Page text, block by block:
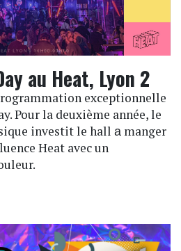
au Heat, Lyon 2
exceptionnelle
Pour la deuxième année, le
investit le hall а manger
Heat avec un